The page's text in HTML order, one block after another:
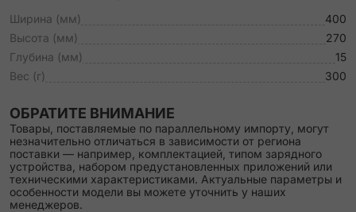
Ширина (мм)
400
Высота (мм)
270
Глубина (мм)
15
Вес (г)
300
ОБРАТИТЕ ВНИМАНИЕ
Товары, поставляемые по параллельному импорту, могут
незначительно отличаться в зависимости от региона
поставки — например, комплектацией, типом зарядного
устройства, набором предустановленных приложений или
техническими характеристиками. Актуальные параметры и
особенности модели вы можете уточнить у наших
менеджеров.